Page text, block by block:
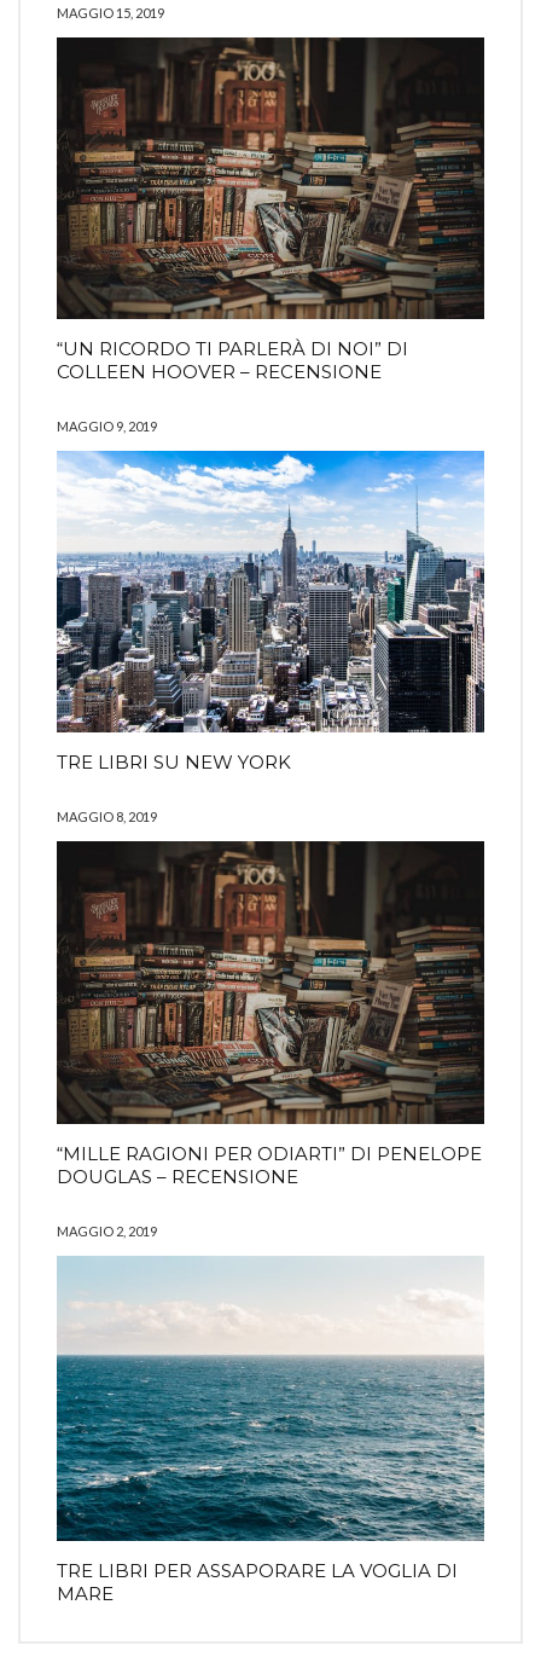
MAGGIO 15, 2019
“UN RICORDO TI PARLERÀ DI NOI” DI
COLLEEN HOOVER – RECENSIONE
MAGGIO 9, 2019
TRE LIBRI SU NEW YORK
MAGGIO 8, 2019
“MILLE RAGIONI PER ODIARTI” DI PENELOPE
DOUGLAS – RECENSIONE
MAGGIO 2, 2019
TRE LIBRI PER ASSAPORARE LA VOGLIA DI
MARE